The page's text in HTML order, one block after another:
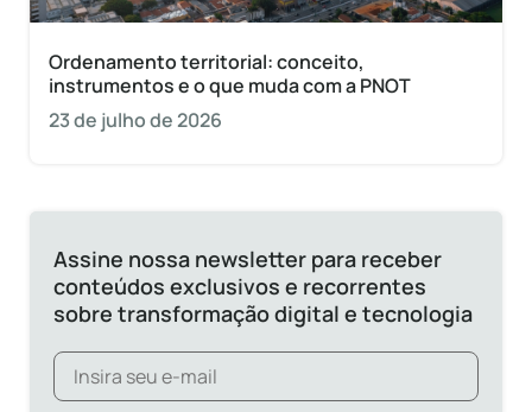
Ordenamento territorial: conceito,
instrumentos e o que muda com a PNOT
23 de julho de 2026
Assine nossa newsletter para receber
conteúdos exclusivos e recorrentes
sobre transformação digital e tecnologia